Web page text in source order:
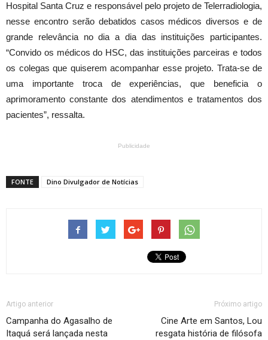
Hospital Santa Cruz e responsável pelo projeto de Telerradiologia,
nesse encontro serão debatidos casos médicos diversos e de
grande relevância no dia a dia das instituições participantes.
“Convido os médicos do HSC, das instituições parceiras e todos
os colegas que quiserem acompanhar esse projeto. Trata-se de
uma importante troca de experiências, que beneficia o
aprimoramento constante dos atendimentos e tratamentos dos
pacientes”, ressalta.
Publicidade
FONTE Dino Divulgador de Notícias
Artigo anterior
Campanha do Agasalho de
Itaquá será lançada nesta
Próximo artigo
Cine Arte em Santos, Lou
resgata história de filósofa